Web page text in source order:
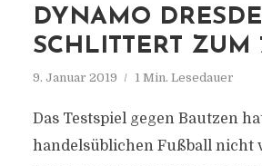
DYNAMO
SCHLITTERT ZUM
9. Januar 2019 1 Min. Lesedauer
Das Testspiel gegen Bautzen
handelsüblichen Fußball nicht